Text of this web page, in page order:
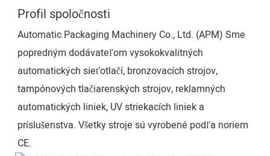
Profil spoločnosti
Automatic Packaging Machinery Co., Ltd. (APM) Sme
popredným dodávateľom vysokokvalitných
automatických sieťotlačí, bronzovacích strojov,
tampónových tlačiarenských strojov, reklamných
automatických liniek, UV striekacích liniek a
príslušenstva. Všetky stroje sú vyrobené podľa noriem
CE.